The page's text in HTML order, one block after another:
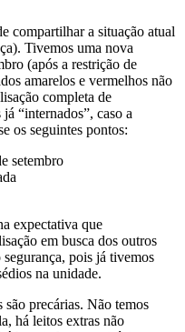
compartilhar a situação atual
Tivemos uma nova
(após a restrição de
amarelos e vermelhos não
completa de
“internados”, caso a
os seguintes pontos:
setembro
expectativa que
em busca dos outros
pois já tivemos
na unidade.
precárias. Não temos
há leitos extras não